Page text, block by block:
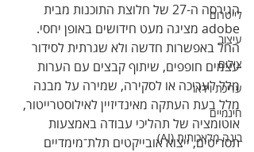
לייטרום
עיצוב
צילום
עריכת וידאו
חינמיים
בינה מלאכותית (AI)
הגירסה ה-27 של חלוצת התוכנות מבית
adobe מציגה מעט חידושים באופן יחסי.
החל באפשרות חדשה ולא שגרתית לסידור
עצמים חופפים, שיתוף קבצים עם הערות
מלל לעריכה או לסקירה, שמירה על מבנה
מלל בעת העתקה מאינדיזיין לאילוסטרייטור,
אוטומציה של תהליכי עבודה באמצעות
תסריטים, ייצוא אובייקטים תלת־מימדיים